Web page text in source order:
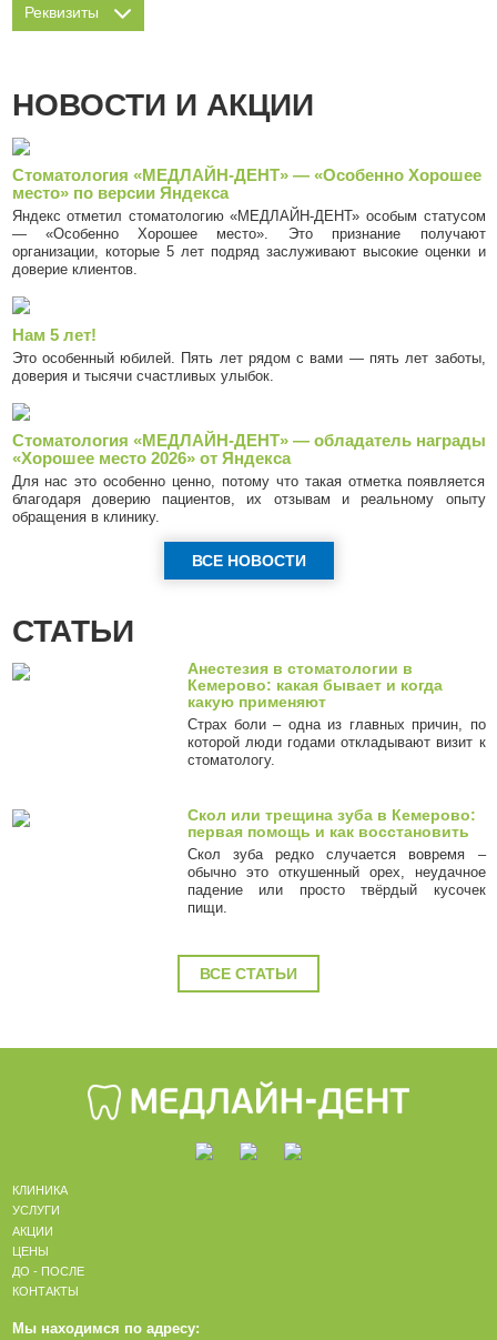
Реквизиты
НОВОСТИ И АКЦИИ
Стоматология «МЕДЛАЙН-ДЕНТ» — «Особенно Хорошее
место» по версии Яндекса
Яндекс отметил стоматологию «МЕДЛАЙН-ДЕНТ» особым статусом
— «Особенно Хорошее место». Это признание получают
организации, которые 5 лет подряд заслуживают высокие оценки и
доверие клиентов.
Нам 5 лет!
Это особенный юбилей. Пять лет рядом с вами — пять лет заботы,
доверия и тысячи счастливых улыбок.
Стоматология «МЕДЛАЙН-ДЕНТ» — обладатель награды
«Хорошее место 2026» от Яндекса
Для нас это особенно ценно, потому что такая отметка появляется
благодаря доверию пациентов, их отзывам и реальному опыту
обращения в клинику.
ВСЕ НОВОСТИ
СТАТЬИ
Анестезия в стоматологии в
Кемерово: какая бывает и когда
какую применяют
Страх боли – одна из главных причин, по
которой люди годами откладывают визит к
стоматологу.
Скол или трещина зуба в Кемерово:
первая помощь и как восстановить
Скол зуба редко случается вовремя –
обычно это откушенный орех, неудачное
падение или просто твёрдый кусочек
пищи.
ВСЕ СТАТЬИ
КЛИНИКА
УСЛУГИ
АКЦИИ
ЦЕНЫ
ДО - ПОСЛЕ
КОНТАКТЫ
Мы находимся по адресу: